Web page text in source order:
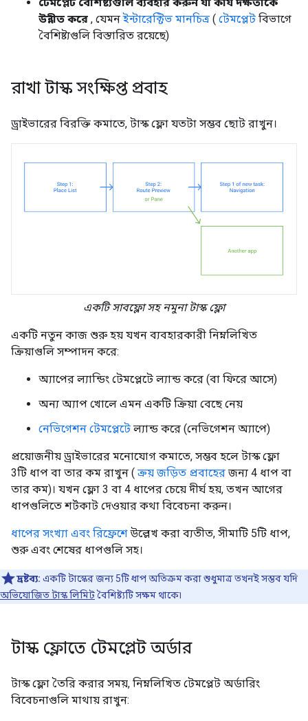
উন্নীত করে , যেমনইন্টারেক্টিভ মানচিত্র ( টেমপ্লেট বিভাগে
বৈশিষ্ট্যগুলি বিস্তারিত রয়েছে)
রাখা টাস্ক সংক্ষিপ্ত প্রবাহ
ড্রাইভারের বিরক্তি কমাতে, টাস্ক ফ্লো যতটা সম্ভব ছোট রাখুন।
একটি সাবফ্লো সহ নমুনা টাস্ক ফ্লো
একটি নতুন কাজ শুরু হয় যখন ব্যবহারকারী নিম্নলিখিত
ক্রিয়াগুলি সম্পাদন করে:
অ্যাপের ল্যান্ডিং টেমপ্লেটে ল্যান্ড করে (বা ফিরে আসে)
অন্য অ্যাপ খোলে এমন একটি ক্রিয়া বেছে নেয়
নেভিগেশন টেমপ্লেটে ল্যান্ড করে (নেভিগেশন অ্যাপে)
প্রয়োজনীয় ড্রাইভারের মনোযোগ কমাতে, সম্ভব হলে টাস্ক ফ্লো
3টি ধাপ বা তার কম রাখুন ( ক্রয় জড়িত প্রবাহেরজন্য 4 ধাপ বা
তার কম)। যখন ফ্লো 3 বা 4 ধাপের চেয়ে দীর্ঘ হয়, তখন আগের
ধাপগুলিতে শর্টকাট দেওয়ার কথা বিবেচনা করুন।
ধাপের সংখ্যা এবং রিফ্রেশেউল্লেখ করা ব্যতীত, সীমাটি 5টি ধাপ,
শুরু এবং শেষের ধাপগুলি সহ।
দ্রষ্টব্য: একটি টাস্কের জন্য 5টি ধাপ অতিক্রম করা শুধুমাত্র তখনই সম্ভব যদি
অভিযোজিত টাস্ক লিমিটবৈশিষ্ট্যটি সক্ষম থাকে৷
টাস্ক ফ্লোতে টেমপ্লেট অর্ডার
টাস্ক ফ্লো তৈরি করার সময়, নিম্নলিখিত টেমপ্লেট অর্ডারিং
বিবেচনাগুলি মাথায় রাখুন: